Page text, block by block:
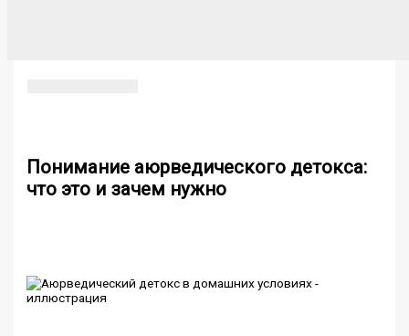
Понимание аюрведического детокса:
что это и зачем нужно